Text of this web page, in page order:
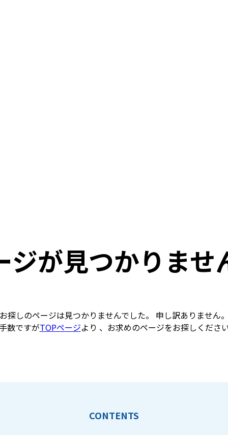
ジが見つかりませ
探しのページは見つかりませんでした。 申し訳ありません。
数ですがTOPページより 、お求めのページをお探しください
CONTENTS